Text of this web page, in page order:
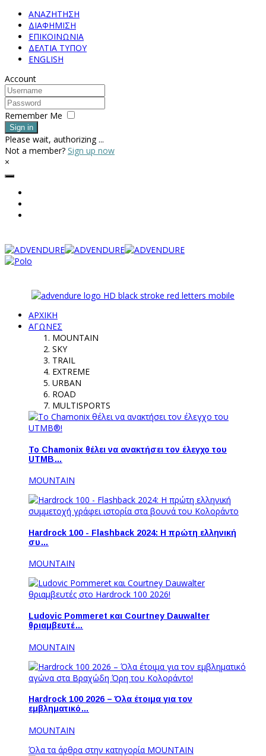
ΑΝΑΖΗΤΗΣΗ
ΔΙΑΦΗΜΙΣΗ
ΕΠΙΚΟΙΝΩΝΙΑ
ΔΕΛΤΙΑ ΤΥΠΟΥ
ENGLISH
Account
Remember Me
Sign in
Please wait, authorizing ...
Not a member? Sign up now
×
ΑΡΧΙΚΗ
ΑΓΩΝΕΣ
MOUNTAIN
SKY
TRAIL
EXTREME
URBAN
ROAD
MULTISPORTS
Το Chamonix θέλει να ανακτήσει τον έλεγχο του
UTMB…
MOUNTAIN
Hardrock 100 - Flashback 2024: Η πρώτη ελληνική
συ…
MOUNTAIN
Ludovic Pommeret και Courtney Dauwalter
θριαμβευτέ…
MOUNTAIN
Hardrock 100 2026 – Όλα έτοιμα για τον
εμβληματικό…
MOUNTAIN
Όλα τα άρθρα στην κατηγορία MOUNTAIN